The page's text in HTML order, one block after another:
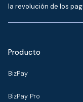
la revolución de los
Producto
BizPay
BizPay Pro